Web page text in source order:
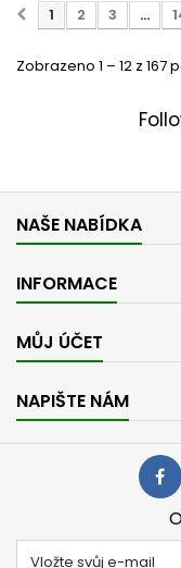
1 2 3 ...
Zobrazeno 1 – 12 z 167
NAŠE NABÍDKA
INFORMACE
MŮJ ÚČET
NAPIŠTE NÁM